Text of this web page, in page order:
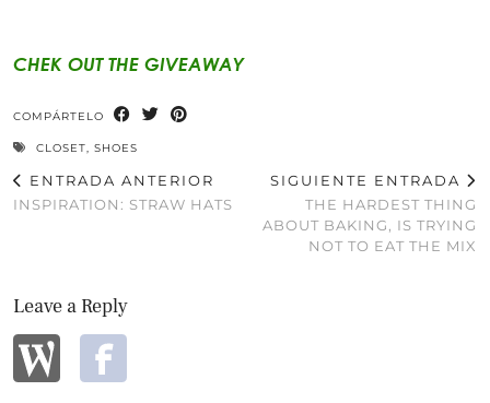
CHEK OUT THE GIVEAWAY
COMPÁRTELO
CLOSET, SHOES
ENTRADA ANTERIOR
INSPIRATION: STRAW HATS
SIGUIENTE ENTRADA
THE HARDEST THING
ABOUT BAKING, IS TRYING
NOT TO EAT THE MIX
Leave a Reply